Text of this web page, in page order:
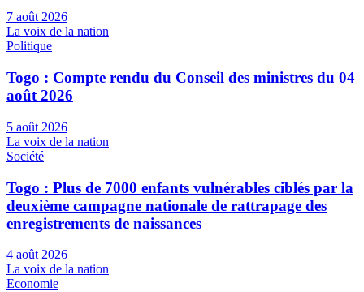
7 août 2026
La voix de la nation
Politique
Togo : Compte rendu du Conseil des ministres du 04
août 2026
5 août 2026
La voix de la nation
Société
Togo : Plus de 7000 enfants vulnérables ciblés par la
deuxième campagne nationale de rattrapage des
enregistrements de naissances
4 août 2026
La voix de la nation
Economie